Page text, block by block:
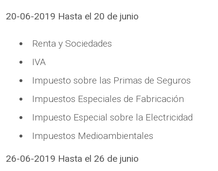
20-06-2019 Hasta el 20 de junio
Renta y Sociedades
IVA
Impuesto sobre las Primas de Seguros
Impuestos Especiales de Fabricación
Impuesto Especial sobre la Electricidad
Impuestos Medioambientales
26-06-2019 Hasta el 26 de junio